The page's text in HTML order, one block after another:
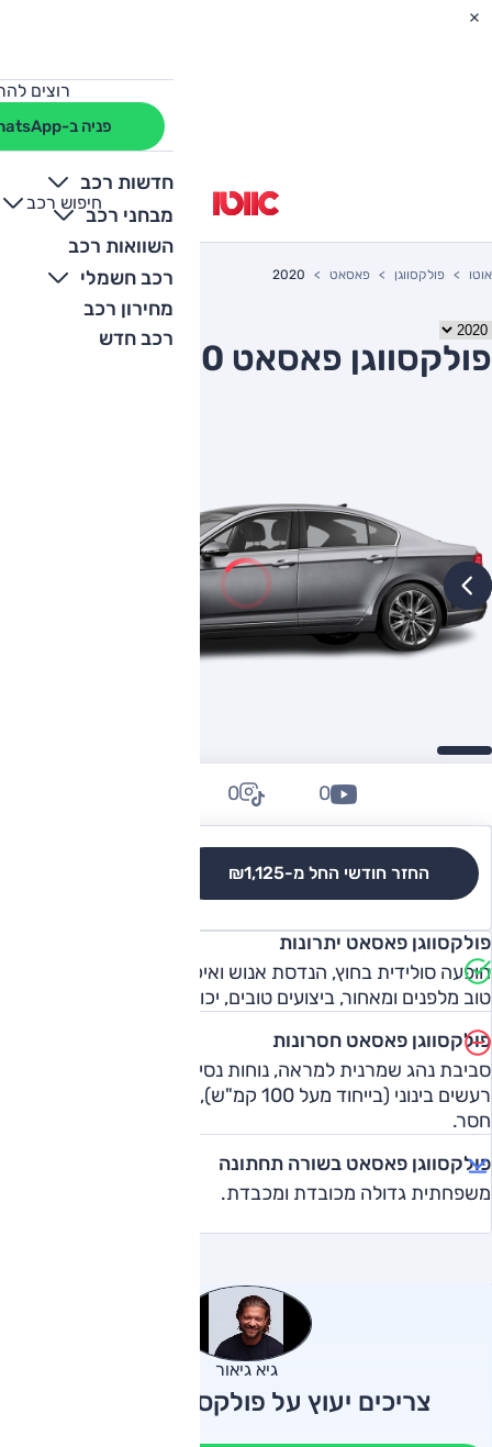
רוצים
פניה ב-WhatsApp
חדשות רכב
מבחני רכב
השוואות רכב
רכב חשמלי
מחירון רכב
רכב חדש
חיפוש רכב
+
-
אוטו פולקסווגן פאסאט 2020
פולקסווגן פאסאט 2020 יד שניה
החזר חודשי החל מ-₪1,125
0
0
פולקסווגן פאסאט יתרונות
הופעה סולידית בחוץ, הנדסת אנוש ואיכות טובים מאוד, מרחב
טוב מלפנים ומאחור, ביצועים טובים, יכולת דינמית טובה.
פולקסווגן פאסאט חסרונות
סביבת נהג שמרנית למראה, נוחות נסיעה על שברים, בידוד
רעשים בינוני (בייחוד מעל 100 קמ"ש), אבזור בטיחות עכשווי
חסר.
פולקסווגן פאסאט בשורה תחתונה
משפחתית גדולה מכובדת ומכבדת.
גיא גיאור
צריכים יעוץ על פולקסווגן פאסאט?